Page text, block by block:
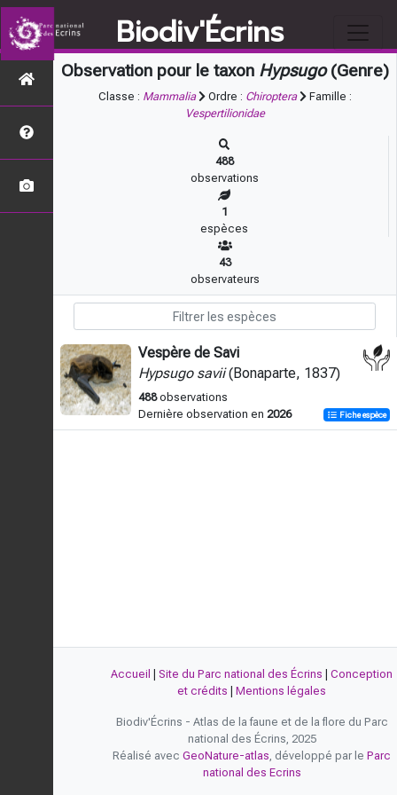
Biodiv'Écrins
Observation pour le taxon Hypsugo(Genre)
Classe : Mammalia Ordre : Chiroptera
Famille :
Vespertilionidae
488
observations
1
espèces
43
observateurs
Vespère de Savi
Hypsugo savii(Bonaparte, 1837)
488observations
Dernière observation en 2026 Fiche espèce
Accueil Site du Parc national des Écrins
Conception
et crédits
Mentions légales
Biodiv'Écrins - Atlas de la faune et de la flore du Parc
national des Écrins, 2025
Réalisé avec GeoNature-atlas, développé par le Parc
national des Ecrins